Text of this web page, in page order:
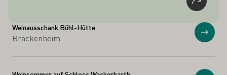
sogenannte Kondensationskeime für
die Kohlensäure bietet. Sie wird an
diesen Stellen entbunden und es
Weinausschank Bühl-Hütte
Brackenheim